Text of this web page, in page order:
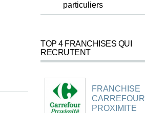
particuliers
TOP 4 FRANCHISES QUI
RECRUTENT
FRANCHISE
CARREFOUR
PROXIMITE